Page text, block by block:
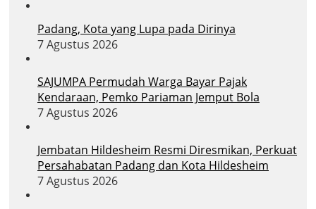
Padang, Kota yang Lupa pada Dirinya
7 Agustus 2026
SAJUMPA Permudah Warga Bayar Pajak
Kendaraan, Pemko Pariaman Jemput Bola
7 Agustus 2026
Jembatan Hildesheim Resmi Diresmikan, Perkuat
Persahabatan Padang dan Kota Hildesheim
7 Agustus 2026